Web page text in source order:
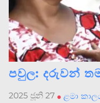
පවුල: දරුවන්
2025 ජූනි 27 • ළමා